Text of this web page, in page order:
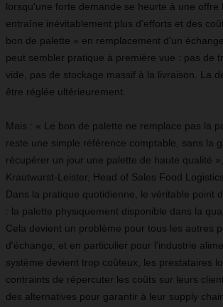
lorsqu'une forte demande se heurte à une offre
entraîne inévitablement plus d'efforts et des
bon de palette » en remplacement d'un
peut sembler pratique à première vue : pas de
vide, pas de stockage massif à la livraison. La
être réglée ultérieurement.
Mais : « Le bon de palette ne remplace pas la
reste une simple référence comptable, sans la
récupérer un jour une palette de haute qualité
Krautwurst-Leister, Head of Sales Food
Dans la pratique quotidienne, le véritable point
: la palette physiquement disponible dans la
Cela devient un problème pour tous les autres
d'échange, et en particulier pour l'industrie
système devient trop coûteux, les prestataires
contraints de répercuter les coûts sur leurs
des alternatives pour garantir à leur supply